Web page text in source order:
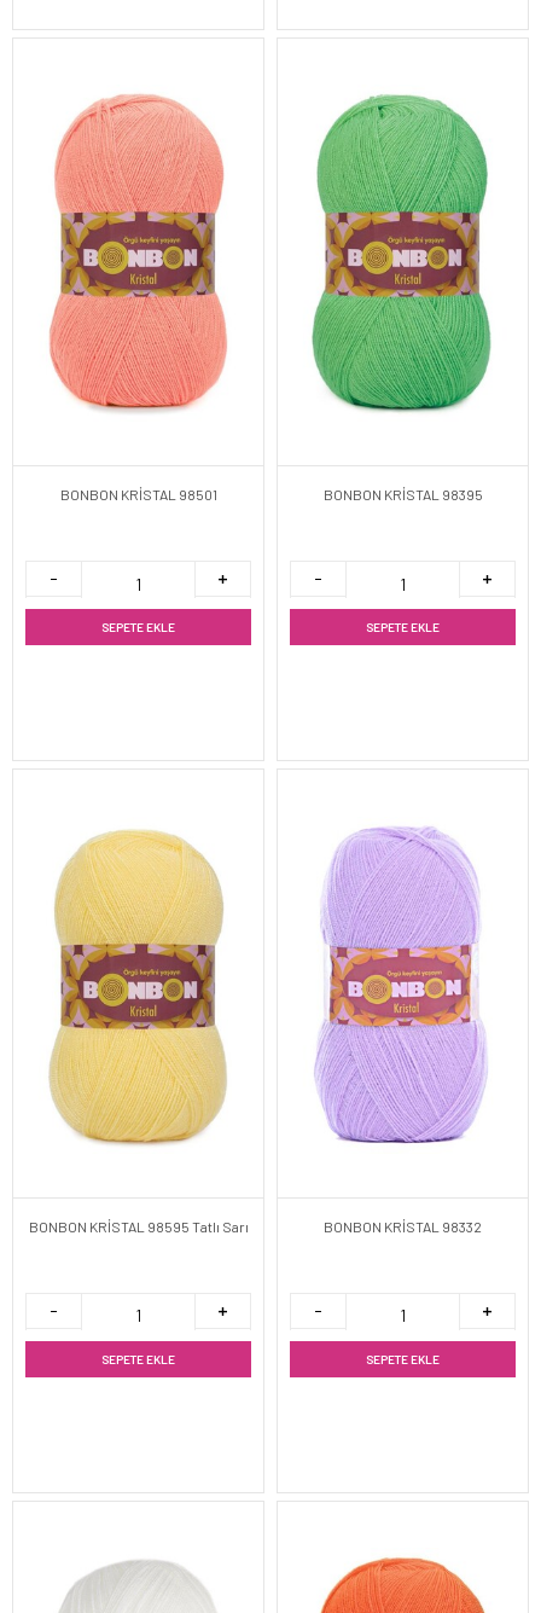
BONBON KRİSTAL 98501
SEPETE EKLE
BONBON KRİSTAL 98395
SEPETE EKLE
BONBON KRİSTAL 98595 Tatlı Sarı
SEPETE EKLE
BONBON KRİSTAL 98332
SEPETE EKLE